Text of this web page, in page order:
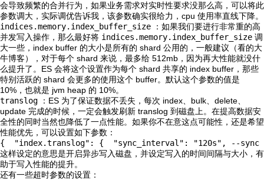
会导致频繁的合并行为，如果业务需求对实时性要求没那么高，可以将此
参数调大，实际调优告诉我，该参数确实很给力，cpu 使用率直线下降。
indices.memory.index_buffer_size ：如果我们要进行非常重的高
并发写入操作，那么最好将 indices.memory.index_buffer_size 调
大一些，index buffer 的大小是所有的 shard 公用的，一般建议（看的大
牛博客），对于每个 shard 来说，最多给 512mb，因为再大性能就没什
么提升了。ES 会将这个设置作为每个 shard 共享的 index buffer，那些
特别活跃的 shard 会更多的使用这个 buffer。默认这个参数的值是
10%，也就是 jvm heap 的 10%。
translog ：ES 为了保证数据不丢失，每次 index、bulk、delete、
update 完成的时候，一定会触发刷新 translog 到磁盘上。在提高数据安
全性的同时当然也降低了一点性能。如果你不在意这点可能性，还是希望
性能优先，可以设置如下参数：
{  "index.translog": {  "sync_interval": "120s", --sync
这样设定的意思是开启异步写入磁盘，并设定写入的时间间隔与大小，有
助于写入性能的提升。
还有一些超时参数的设置：